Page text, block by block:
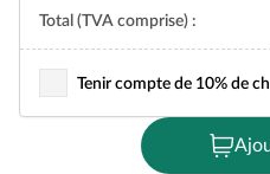
Total (TVA comprise) :
Tenir compte de 10% de